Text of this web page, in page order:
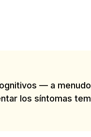
— a menudo
los síntomas